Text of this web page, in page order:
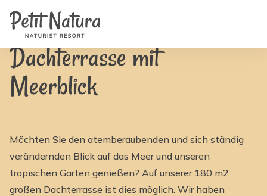
Zimmer
Fotos
Ausstattung
Nachrichten
FAQ
Kontakt
IT
ES
Verfügbarkeit & Preise
Dachterrasse mit Meerblick | Petit Natura
Dachterrasse mit
Meerblick
Möchten Sie den atemberaubenden und sich ständig
verändernden Blick auf das Meer und unseren
tropischen Garten genießen? Auf unserer 180 m2
großen Dachterrasse ist dies möglich. Wir haben